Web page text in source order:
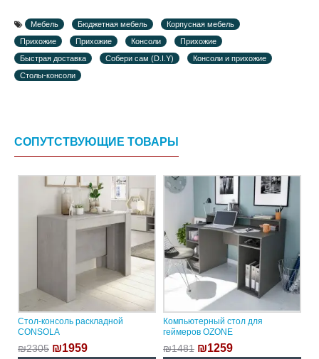
Мебель Бюджетная мебель
Корпусная мебель
Прихожие
Прихожие Консоли
Прихожие
Быстрая доставка
Собери сам (D.I.Y)
Консоли и прихожие
Столы-консоли
СОПУТСТВУЮЩИЕ ТОВАРЫ
Стол-консоль раскладной
CONSOLA
₪2305 ₪1959
Компьютерный стол для
геймеров OZONE
₪1481 ₪1259